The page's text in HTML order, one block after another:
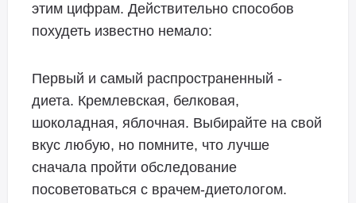
этим цифрам. Действительно способов
похудеть известно немало:
Первый и самый распространенный -
диета. Кремлевская, белковая,
шоколадная, яблочная. Выбирайте на свой
вкус любую, но помните, что лучше
сначала пройти обследование
посоветоваться с врачем-диетологом.